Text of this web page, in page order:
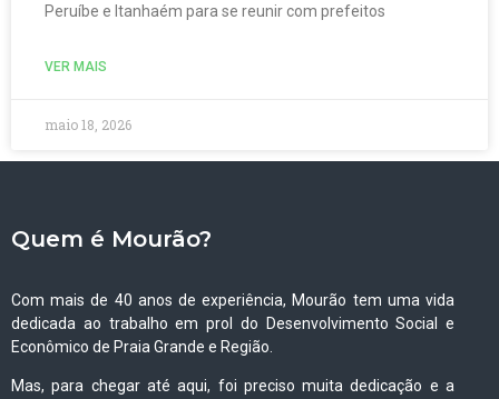
Peruíbe e Itanhaém para se reunir com prefeitos
VER MAIS
maio 18, 2026
Quem é Mourão?
Com mais de 40 anos de experiência, Mourão tem uma vida
dedicada ao trabalho em prol do Desenvolvimento Social e
Econômico de Praia Grande e Região.
Mas, para chegar até aqui, foi preciso muita dedicação e a